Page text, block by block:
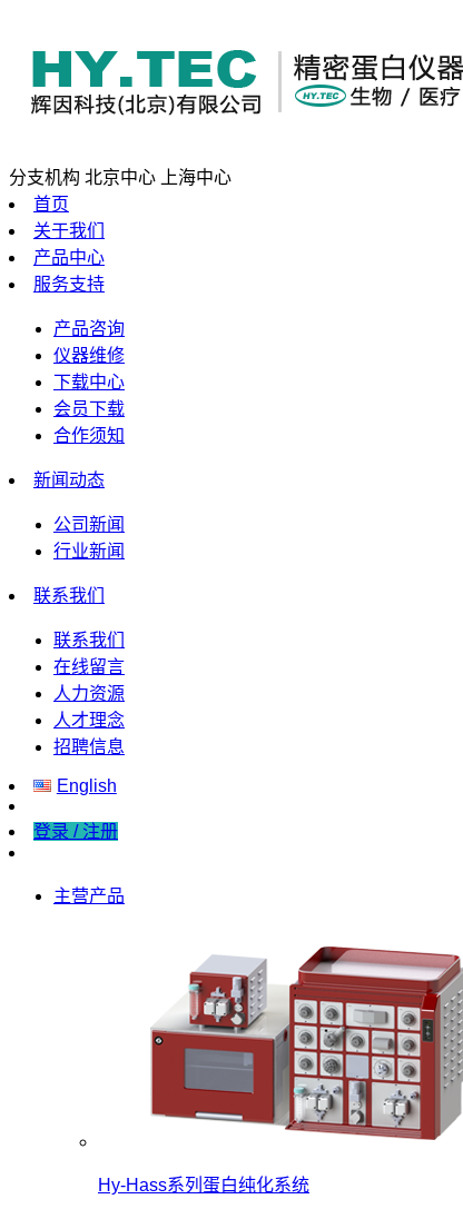
分支机构 北京中心
上海中心
首页
关于我们
产品中心
服务支持
产品咨询
仪器维修
下载中心
会员下载
合作须知
新闻动态
公司新闻
行业新闻
联系我们
联系我们
在线留言
人力资源
人才理念
招聘信息
English
登录 / 注册
主营产品
Hy-Hass系列蛋白纯化系统